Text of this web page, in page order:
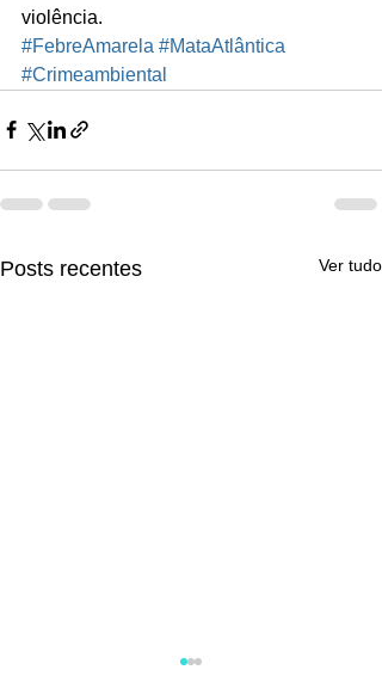
violência.
#FebreAmarela #MataAtlântica
#Crimeambiental
Posts recentes Ver tudo